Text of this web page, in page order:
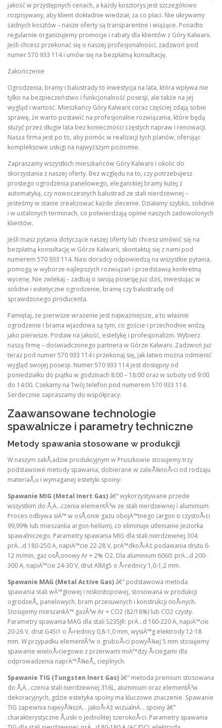
jakość w przystępnych cenach, a każdy kosztorys jest szczegółowo
rozpisywany, aby klient dokładnie wiedział, za co płaci. Nie ukrywamy
żadnych kosztów – nasze oferty są transparentne i wiążące. Ponadto
regularnie organizujemy promocje i rabaty dla klientów z Góry Kalwarii.
Jeśli chcesz przekonać się o naszej profesjonalności, zadzwoń pod
numer 570 933 114 i umów się na bezpłatną konsultację.
Zakończenie
Ogrodzenia, bramy i balustrady to inwestycja na lata, która wpływa nie
tylko na bezpieczeństwo i funkcjonalność posesji, ale także na jej
wygląd i wartość. Mieszkańcy Góry Kalwarii coraz częściej zdają sobie
sprawę, że warto postawić na profesjonalne rozwiązania, które będą
służyć przez długie lata bez konieczności częstych napraw i renowacji.
Nasza firma jest po to, aby pomóc w realizacji tych planów, oferując
kompleksowe usługi na najwyższym poziomie.
Zapraszamy wszystkich mieszkańców Góry Kalwarii i okolic do
skorzystania z naszej oferty. Bez względu na to, czy potrzebujesz
prostego ogrodzenia panelowego, eleganckiej bramy kutej z
automatyką, czy nowoczesnych balustrad ze stali nierdzewnej –
jesteśmy w stanie zrealizować każde zlecenie. Działamy szybko, solidnie
i w ustalonych terminach, co potwierdzają opinie naszych zadowolonych
klientów.
Jeśli masz pytania dotyczące naszej oferty lub chcesz umówić się na
bezpłatną konsultację w Górze Kalwarii, skontaktuj się z nami pod
numerem 570 933 114. Nasi doradcy odpowiedzą na wszystkie pytania,
pomogą w wyborze najlepszych rozwiązań i przedstawią konkretną
wycenę. Nie zwlekaj – zadbaj o swoją posesję już dziś, inwestując w
solidne i estetyczne ogrodzenie, bramę czy balustradę od
sprawdzonego producenta.
Pamiętaj, że pierwsze wrażenie jest najważniejsze, a to właśnie
ogrodzenie i brama wjazdowa są tym, co goście i przechodnie widzą
jako pierwsze. Postaw na jakość, estetykę i profesjonalizm. Wybierz
naszą firmę – doświadczonego partnera w Górze Kalwarii. Zadzwoń już
teraz pod numer 570 933 114 i przekonaj się, jak łatwo można odmienić
wygląd swojej posesji. Numer 570 933 114 jest dostępny od
poniedziałku do piątku w godzinach 8:00 – 18:00 oraz w soboty od 9:00
do 14:00. Czekamy na Twój telefon pod numerem 570 933 114.
Serdecznie zapraszamy do współpracy.
Zaawansowane technologie
spawalnicze i parametry techniczne
Metody spawania stosowane w produkcji
W naszym zakÅ‚adzie produkcyjnym w Pruszkowie stosujemy trzy
podstawowe metody spawania, dobierane w zaleÅ¼noÅ›ci od rodzaju
materiaÅ‚u i wymaganej estetyki spoiny:
Spawanie MIG (Metal Inert Gas) â€“ wykorzystywane przede
wszystkim do Å‚Ä…czenia elementÃ³w ze stali nierdzewnej i aluminium.
Proces odbywa siÄ™ w osÅ‚onie gazu obojÄ™tnego (argon o czystoÅ›ci
99,99% lub mieszanka argon-helium), co eliminuje utlenianie jeziorka
spawalniczego. Parametry spawania MIG dla stali nierdzewnej 304:
prÄ…d 180-250 A, napiÄ™cie 22-28 V, prÄ™dkoÅ›Ä‡ podawania drutu 6-
12 m/min, gaz osÅ‚onowy Ar + 2% O2. Dla aluminium 6060: prÄ…d 200-
300 A, napiÄ™cie 24-30 V, drut AlMg5 o Å›rednicy 1,0-1,2 mm.
Spawanie MAG (Metal Active Gas) â€“ podstawowa metoda
spawania stali wÄ™glowej i niskostopowej, stosowana w produkcji
ogrodzeÅ„ panelowych, bram przesuwnych i konstrukcji noÅ›nych.
Stosujemy mieszankÄ™ gazÃ³w Ar + CO2 (82/18%) lub CO2 czysty.
Parametry spawania MAG dla stali S235JR: prÄ…d 160-220 A, napiÄ™cie
20-26 V, drut G4Si1 o Å›rednicy 0,8-1,0 mm, wysiÄ™g elektrody 12-18
mm. W przypadku elementÃ³w o gruboÅ›ci powyÅ¼ej 5 mm stosujemy
spawanie wieloÅ›ciegowe z przerwami miÄ™dzy Å›ciegami dla
odprowadzenia naprÄ™Å¼eÅ„ cieplnych.
Spawanie TIG (Tungsten Inert Gas) â€“ metoda premium stosowana
do Å‚Ä…czenia stali nierdzewnej 316L, aluminium oraz elementÃ³w
dekoracyjnych, gdzie estetyka spoiny ma kluczowe znaczenie. Spawanie
TIG zapewnia najwyÅ¼szÄ… jakoÅ›Ä‡ wizualnÄ… spoiny â€“
charakterystyczne Å‚uski o jednolitej szerokoÅ›ci. Parametry spawania